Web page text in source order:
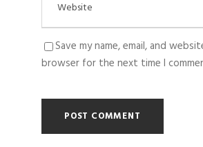
Save my name, email, and
browser for the next time I